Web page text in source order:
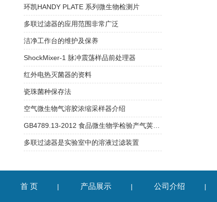
环凯HANDY PLATE 系列微生物检测片
多联过滤器的应用范围非常广泛
洁净工作台的维护及保养
ShockMixer-1 脉冲震荡样品前处理器
红外电热灭菌器的资料
瓷珠菌种保存法
空气微生物气溶胶浓缩采样器介绍
多联过滤器是实验室中的溶液过滤装置
首 页 | 产品展示 | 公司介绍 |